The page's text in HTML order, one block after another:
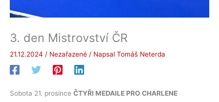
3. den Mistrovství ČR
21.12.2024 / Nezařazené / Napsal Tomáš Neterda
Sobota 21. prosince ČTYŘI MEDAILE PRO CHARLENE